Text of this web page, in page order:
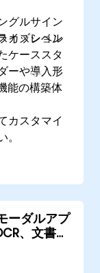
グルサイン
イズレベル
ーや導入形
カッション
ケーススタ
能の構築体
カスタマイ
ーダルアプ
、文書理